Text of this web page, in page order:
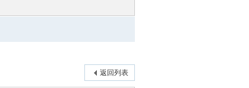
返回列表